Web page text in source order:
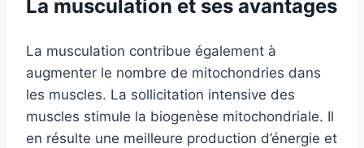
La musculation et ses avantages
La musculation contribue également à
augmenter le nombre de mitochondries dans
les muscles. La sollicitation intensive des
muscles stimule la biogenèse mitochondriale. Il
en résulte une meilleure production d’énergie et